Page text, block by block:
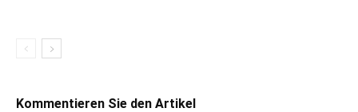
Kommentieren Sie den Artikel